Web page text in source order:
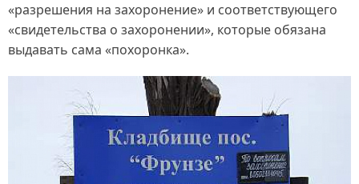
«разрешения на захоронение» и соответствующего
«свидетельства о захоронении», которые обязана
выдавать сама «похоронка».